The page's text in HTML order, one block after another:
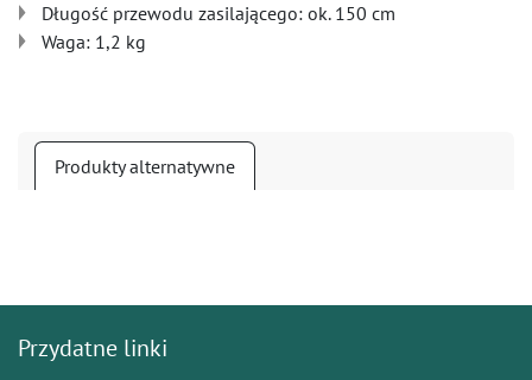
Długość przewodu zasilającego: ok. 150 cm
Waga: 1,2 kg
Produkty alternatywne
Przydatne linki